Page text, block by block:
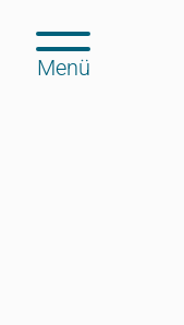
Menü